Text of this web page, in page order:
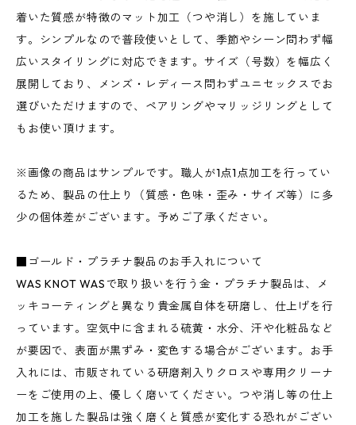
着いた質感が特徴のマット加工（つや消し）を施していま
す。シンプルなので普段使いとして、季節やシーン問わず幅
広いスタイリングに対応できます。サイズ（号数）を幅広く
展開しており、メンズ・レディース問わずユニセックスでお
選びいただけますので、ペアリングやマリッジリングとして
もお使い頂けます。
※画像の商品はサンプルです。職人が1点1点加工を行ってい
るため、製品の仕上り（質感・色味・歪み・サイズ等）に多
少の個体差がございます。予めご了承ください。
■ゴールド・プラチナ製品のお手入れについて
WAS KNOT WASで取り扱いを行う金・プラチナ製品は、メ
ッキコーティングと異なり貴金属自体を研磨し、仕上げを行
っています。空気中に含まれる硫黄・水分、汗や化粧品など
が要因で、表面が黒ずみ・変色する場合がございます。お手
入れには、市販されている研磨剤入りクロスや専用クリーナ
ーをご使用の上、優しく磨いてください。つや消し等の仕上
加工を施した製品は強く磨くと質感が変化する恐れがござい